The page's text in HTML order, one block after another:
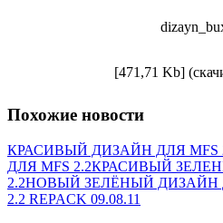
[471,71 Kb]
Похожие новости
КРАСИВЫЙ ДИЗАЙН ДЛЯ MFS
ДЛЯ MFS 2.2КРАСИВЫЙ
2.2НОВЫЙ ЗЕЛЁНЫЙ ДИЗАЙН
2.2 REPACK 09.08.11